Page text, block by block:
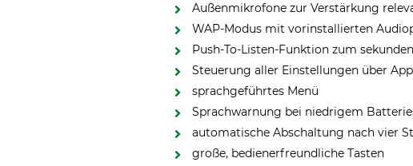
Außenmikrofone zur Verstärkung
WAP-Modus mit vorinstallierten
Push-To-Listen-Funktion zum
Steuerung aller Einstellungen über
sprachgeführtes Menü
Sprachwarnung bei niedrigem
automatische Abschaltung nach vier
große, bedienerfreundliche Tasten